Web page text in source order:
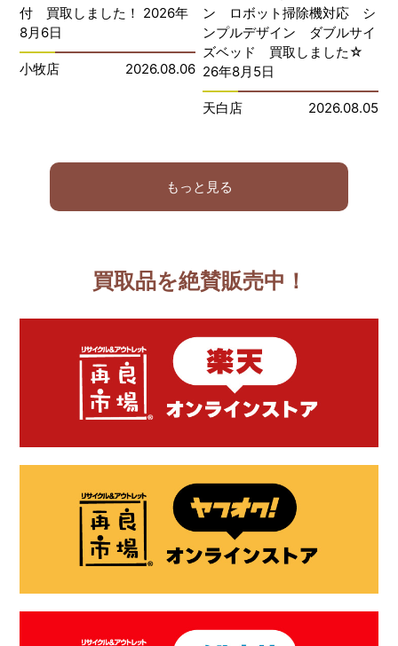
付 買取しました！ 2026年
8月6日
小牧店 2026.08.06
ン ロボット掃除機対応 シ
ンプルデザイン ダブルサイ
ズベッド 買取しました☆
26年8月5日
天白店 2026.08.05
もっと見る
買取品を絶賛販売中！